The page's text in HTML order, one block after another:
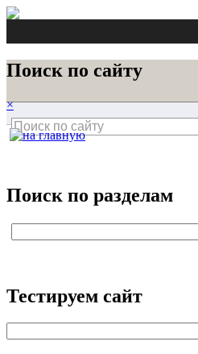
Поиск по сайту
×
Поиск по разделам
Тестируем сайт